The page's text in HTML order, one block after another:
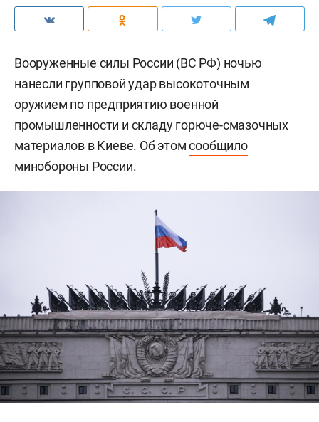
Вооруженные силы России (ВС РФ) ночью
нанесли групповой удар высокоточным
оружием по предприятию военной
промышленности и складу горюче-смазочных
материалов в Киеве. Об этомсообщило
минобороны России.